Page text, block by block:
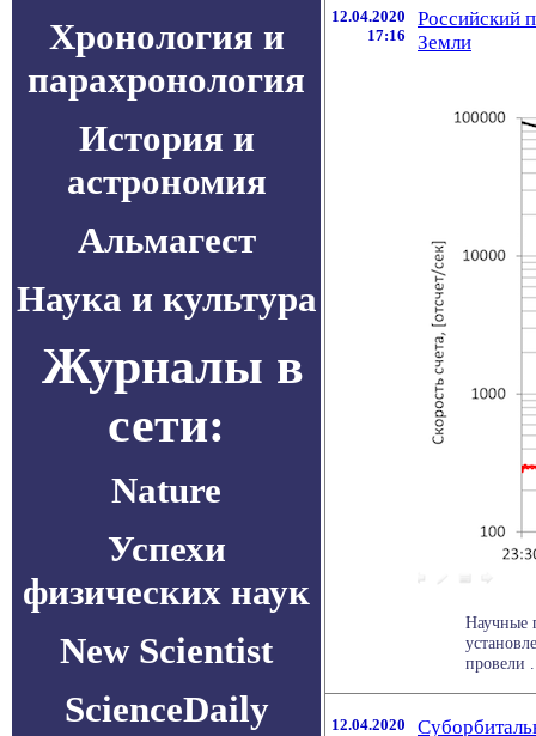
Хронология и
парахронология
История и
астрономия
Альмагест
Наука и культура
Журналы в
сети:
Nature
Успехи
физических наук
New Scientist
ScienceDaily
12.04.2020
17:16
Российский
Земли
Научные
провели
12.04.2020